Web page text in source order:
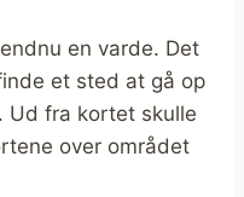
en varde. Det
et sted at gå op
Ud fra kortet skulle
over området